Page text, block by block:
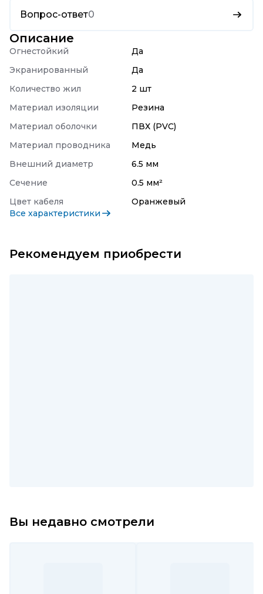
Вопрос-ответ0
Описание
Огнестойкий
Да
Экранированный
Да
Количество жил
2 шт
Материал изоляции
Резина
Материал оболочки
ПВХ (PVC)
Материал проводника
Медь
Внешний диаметр
6.5 мм
Сечение
0.5 мм²
Цвет кабеля
Оранжевый
Все характеристики
Рекомендуем приобрести
Вы недавно смотрели